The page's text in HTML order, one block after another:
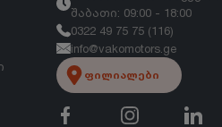
შაბათი: 09:00 - 18:00
0322 49 75 75 (116)
info@vakomotors.ge
ფილიალები